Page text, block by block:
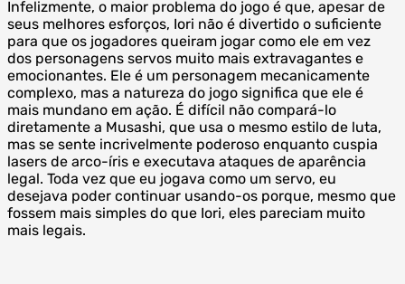
Infelizmente, o maior problema do jogo é que, apesar de
seus melhores esforços, Iori não é divertido o suficiente
para que os jogadores queiram jogar como ele em vez
dos personagens servos muito mais extravagantes e
emocionantes. Ele é um personagem mecanicamente
complexo, mas a natureza do jogo significa que ele é
mais mundano em ação. É difícil não compará-lo
diretamente a Musashi, que usa o mesmo estilo de luta,
mas se sente incrivelmente poderoso enquanto cuspia
lasers de arco-íris e executava ataques de aparência
legal. Toda vez que eu jogava como um servo, eu
desejava poder continuar usando-os porque, mesmo que
fossem mais simples do que Iori, eles pareciam muito
mais legais.